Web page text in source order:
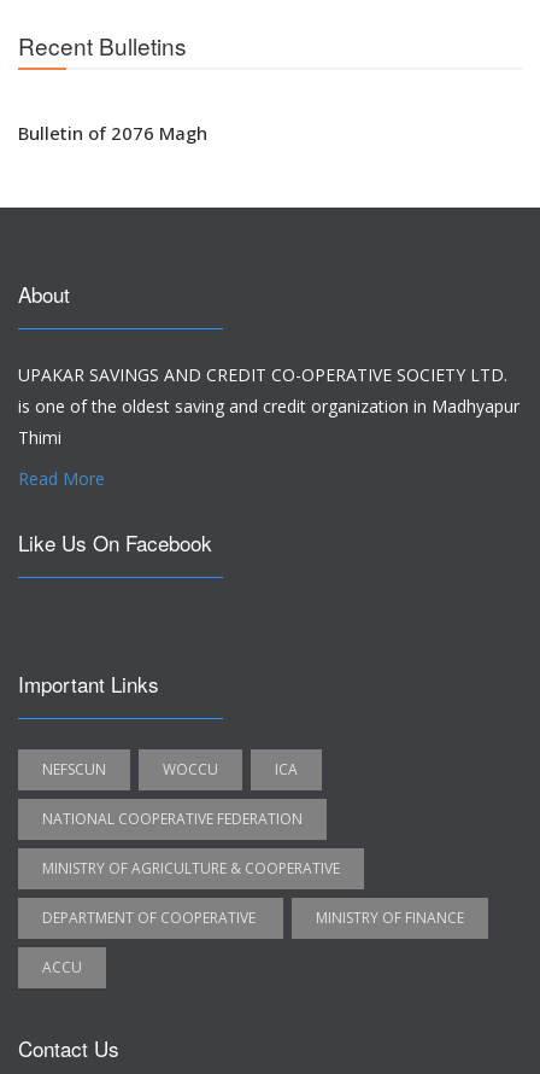
Recent Bulletins
Bulletin of 2076 Magh
About
UPAKAR SAVINGS AND CREDIT CO-OPERATIVE SOCIETY LTD.
is one of the oldest saving and credit organization in Madhyapur
Thimi
Read More
Like Us On Facebook
Important Links
NEFSCUN WOCCU ICA
NATIONAL COOPERATIVE FEDERATION
MINISTRY OF AGRICULTURE & COOPERATIVE
DEPARTMENT OF COOPERATIVE MINISTRY OF FINANCE
ACCU
Contact Us